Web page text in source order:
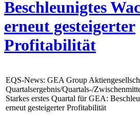
Beschleunigtes
erneut gesteigerter
Profitabilität
EQS-News: GEA Group
Quartalsergebnis/Quartals-/
Starkes erstes Quartal für GEA:
erneut gesteigerter Profitabilität